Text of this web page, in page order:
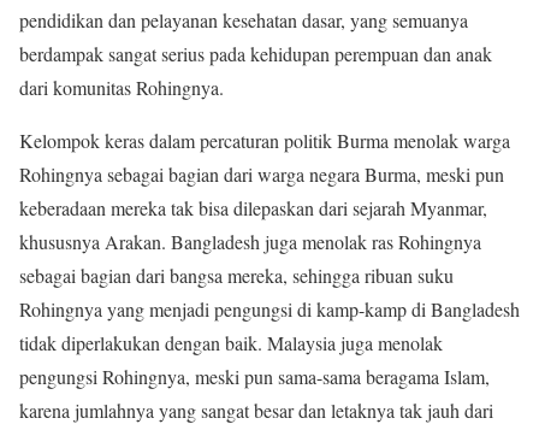
pendidikan dan pelayanan kesehatan dasar, yang semuanya
berdampak sangat serius pada kehidupan perempuan dan anak
dari komunitas Rohingnya.
Kelompok keras dalam percaturan politik Burma menolak warga
Rohingnya sebagai bagian dari warga negara Burma, meski pun
keberadaan mereka tak bisa dilepaskan dari sejarah Myanmar,
khususnya Arakan. Bangladesh juga menolak ras Rohingnya
sebagai bagian dari bangsa mereka, sehingga ribuan suku
Rohingnya yang menjadi pengungsi di kamp-kamp di Bangladesh
tidak diperlakukan dengan baik. Malaysia juga menolak
pengungsi Rohingnya, meski pun sama-sama beragama Islam,
karena jumlahnya yang sangat besar dan letaknya tak jauh dari